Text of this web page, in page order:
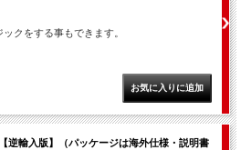
クをする事もできます。
逆輸入版】（パッケージは海外仕様・説明書